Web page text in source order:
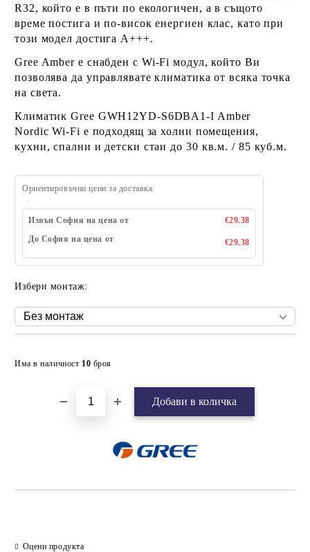
R32, който е в пъти по екологичен, а в същото
време постига и по-висок енергиен клас, като при
този модел достига А+++.
Gree Amber е снабден с Wi-Fi модул, който Ви
позволява да управлявате климатика от всяка точка
на света.
Климатик Gree GWH12YD-S6DBA1-I Amber
Nordic Wi-Fi е подходящ за холни помещения,
кухни, спални и детски стаи до 30 кв.м. / 85 куб.м.
Ориентировъчни цени за доставка
Извън София на цена от
€29.38
До София на цена от
€29.38
Избери монтаж:
Има в наличност 10 броя
Оцени продукта